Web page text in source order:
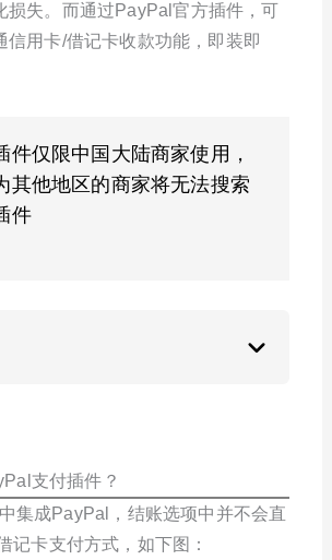
损失。而通过PayPal官方插件，可
信用卡/借记卡收款功能，即装即
件仅限中国大陆商家使用，
其他地区的商家将无法搜索
件
支付插件？
集成PayPal，结账选项中并不会直
记卡支付方式，如下图：